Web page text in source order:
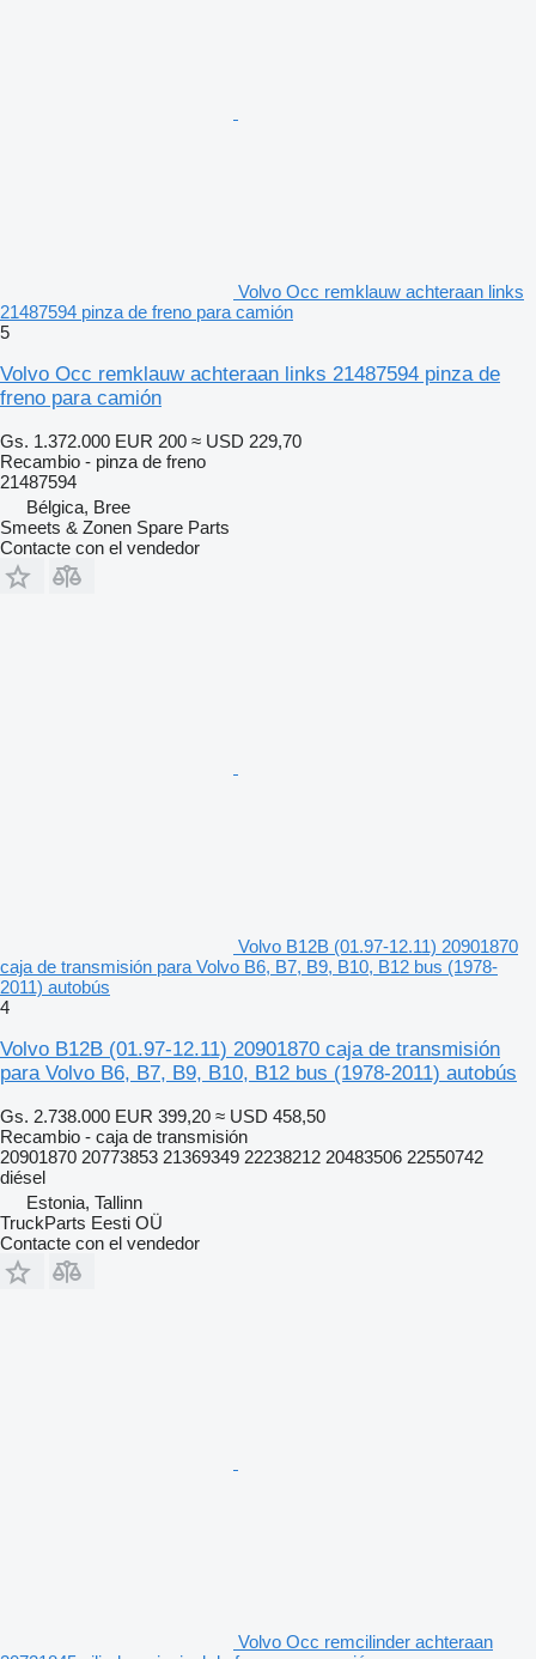
Volvo Occ remklauw achteraan links
21487594 pinza de freno para camión
5
Volvo Occ remklauw achteraan links 21487594 pinza de
freno para camión
Gs. 1.372.000 EUR 200 ≈ USD 229,70
Recambio - pinza de freno
21487594
Bélgica, Bree
Smeets & Zonen Spare Parts
Contacte con el vendedor
Volvo B12B (01.97-12.11) 20901870
caja de transmisión para Volvo B6, B7, B9, B10, B12 bus (1978-
2011) autobús
4
Volvo B12B (01.97-12.11) 20901870 caja de transmisión
para Volvo B6, B7, B9, B10, B12 bus (1978-2011) autobús
Gs. 2.738.000 EUR 399,20 ≈ USD 458,50
Recambio - caja de transmisión
20901870 20773853 21369349 22238212 20483506 22550742
diésel
Estonia, Tallinn
TruckParts Eesti OÜ
Contacte con el vendedor
Volvo Occ remcilinder achteraan